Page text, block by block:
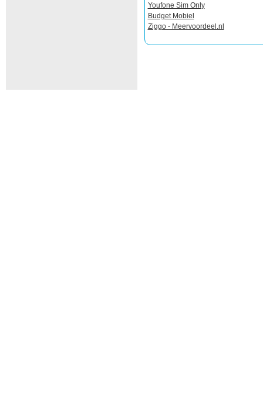
Youfone Sim Only
Budget Mobiel
Ziggo - Meervoordeel.nl